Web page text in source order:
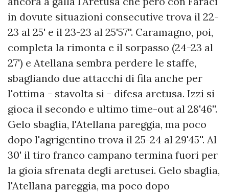
in dovute situazioni consecutive trova il 22-
23 al 25' e il 23-23 al 25'57''. Caramagno, poi,
completa la rimonta e il sorpasso (24-23 al
27') e Atellana sembra perdere le staffe,
sbagliando due attacchi di fila anche per
l'ottima - stavolta si - difesa aretusa. Izzi si
gioca il secondo e ultimo time-out al 28'46''.
Gelo sbaglia, l'Atellana pareggia, ma poco
dopo l'agrigentino trova il 25-24 al 29'45''. Al
30' il tiro franco campano termina fuori per
la gioia sfrenata degli aretusei. Gelo sbaglia,
l'Atellana pareggia, ma poco dopo